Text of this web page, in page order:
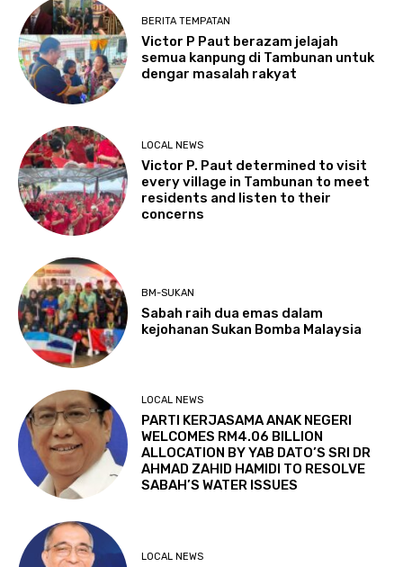
BERITA TEMPATAN
Victor P Paut berazam jelajah
semua kanpung di Tambunan untuk
dengar masalah rakyat
LOCAL NEWS
Victor P. Paut determined to visit
every village in Tambunan to meet
residents and listen to their
concerns
BM-SUKAN
Sabah raih dua emas dalam
kejohanan Sukan Bomba Malaysia
LOCAL NEWS
PARTI KERJASAMA ANAK NEGERI
WELCOMES RM4.06 BILLION
ALLOCATION BY YAB DATO’S SRI DR
AHMAD ZAHID HAMIDI TO RESOLVE
SABAH’S WATER ISSUES
LOCAL NEWS